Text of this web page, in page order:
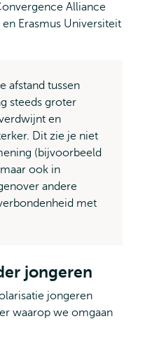
externAlliance
Erasmus Universiteit
afstand tussen
steeds groter
en
Dit zie je niet
(bijvoorbeeld
ook in
andere
met
jongeren
jongeren
waarop we omgaan